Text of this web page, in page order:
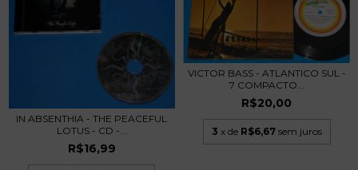
IN ABSENTHIA - THE PEACEFUL
LOTUS - CD -...
R$16,99
VICTOR BASS - ATLANTICO SUL -
7 COMPACTO...
R$20,00
3 x de R$6,67 sem juros